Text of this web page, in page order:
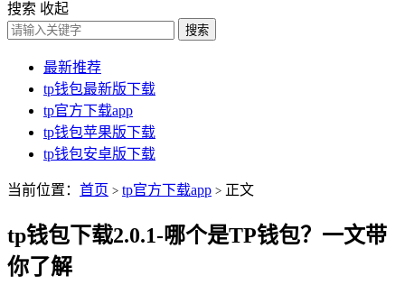
搜索 收起
搜索
最新推荐
tp钱包最新版下载
tp官方下载app
tp钱包苹果版下载
tp钱包安卓版下载
当前位置： 首页 > tp官方下载app > 正文
tp钱包下载2.0.1-哪个是TP钱包？一文带
你了解